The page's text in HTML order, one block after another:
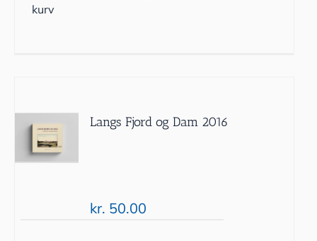
kurv
Langs Fjord og Dam 2016
kr. 50.00